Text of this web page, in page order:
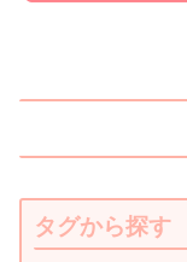
タグから探す